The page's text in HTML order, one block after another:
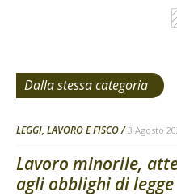
Dalla stessa categoria
LEGGI, LAVORO E FISCO 3 Agosto
Lavoro minorile,
agli obblighi di legge